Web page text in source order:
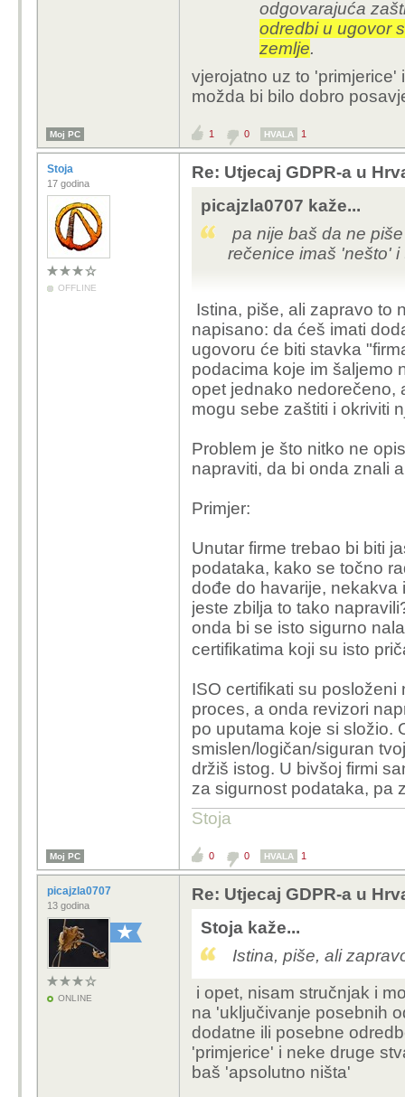
odgovarajuća
odredbi u ugovor
zemlje.
vjerojatno uz to
možda bi bilo dobro
Moj PC 1 0 HVALA 1
Stoja
17 godina
OFFLINE
Re: Utjecaj GDPR-a u
picajzla0707 kaže...
pa nije baš da ne
rečenice imaš 'nešto' i
Vaše
osigurala
posebnih
podataka iz
vjerojatno uz to
mjere, možda bi bilo
Istina, piše, ali zapravo to
napisano: da ćeš imati
ugovoru će biti stavka
podacima koje im šaljemo
opet jednako nedorečeno,
mogu sebe zaštiti i okriviti
Problem je što nitko ne
napraviti, da bi onda znali
Primjer:
Unutar firme trebao bi biti
podataka, kako se točno
dođe do havarije, nekakva
jeste zbilja to tako
onda bi se isto sigurno
certifikatima koji su isto
ISO certifikati su posloženi
proces, a onda revizori
po uputama koje si složio.
smislen/logičan/siguran
držiš istog. U bivšoj firmi
za sigurnost podataka, pa
Stoja
Moj PC 0 0 HVALA 1
picajzla0707
13 godina
ONLINE
Re: Utjecaj GDPR-a u
Stoja kaže...
Istina, piše, ali
i opet, nisam stručnjak i
na 'uključivanje posebnih
dodatne ili posebne
'primjerice' i neke druge
baš 'apsolutno ništa'